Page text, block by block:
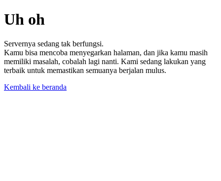
Uh oh
Servernya sedang tak berfungsi.
Kamu bisa mencoba menyegarkan halaman, dan jika kamu masih
memiliki masalah, cobalah lagi nanti. Kami sedang lakukan yang
terbaik untuk memastikan semuanya berjalan mulus.
Kembali ke beranda